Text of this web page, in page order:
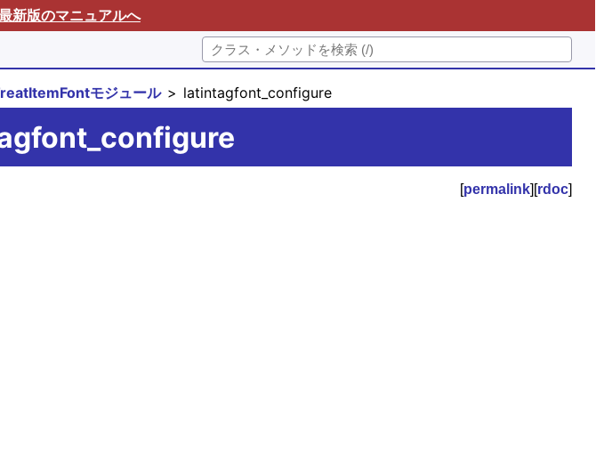
新版のマニュアルへ
モジュール latintagfont_configure
[permalink][rdoc]